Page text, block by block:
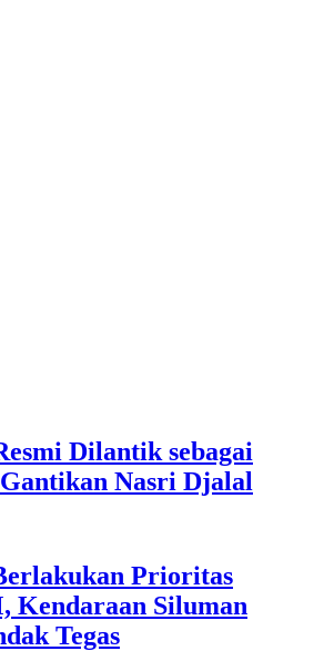
Dilantik sebagai
Nasri Djalal
Prioritas
Kendaraan Siluman
Tegas